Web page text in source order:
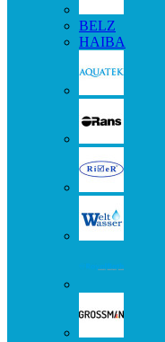
BELZ
HAIBA